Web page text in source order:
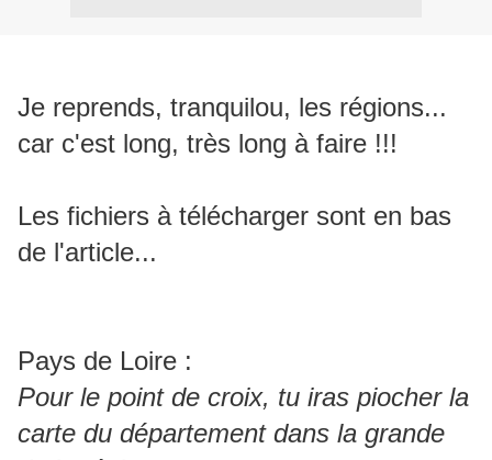
Je reprends, tranquilou, les régions...
car c'est long, très long à faire !!!
Les fichiers à télécharger sont en bas
de l'article...
Pays de Loire :
Pour le point de croix, tu iras piocher la
carte du département dans la grande